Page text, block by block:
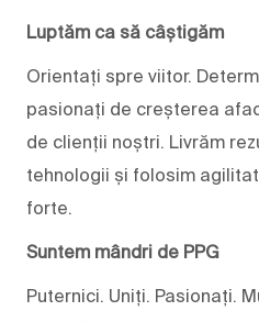
Luptăm ca să câștigăm
Orientați spre viitor.
pasionați de creșterea
de clienții noștri. Livrăm
tehnologii și folosim
forte.
Suntem mândri de PPG
Puternici. Uniți. Pasionați.